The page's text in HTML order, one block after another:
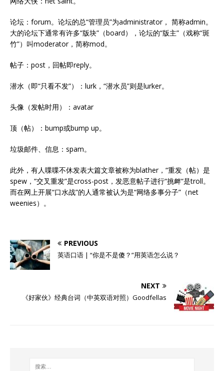
论坛：forum。论坛的总“管理员”为administrator， 简称admin。
大的论坛下通常有许多“版块”（board），论坛的“版主”（戏称“斑
竹”）叫moderator，简称mod。
帖子：post，回帖即reply。
潜水（即“只看不发”）：lurk，“潜水员”则是lurker。
头像（发帖时用）：avatar
顶（帖）：bump或bump up。
垃圾邮件、信息：spam。
此外，有人喋喋不休发表大篇文章被称为blather，“重发（帖）是
spew，“交叉重发”是cross-post，发恶意帖子进行“挑衅“是troll。
而在网上开展“口水战”的人通常被认为是“网络多事分子”（net
weenies）。
PREVIOUS
英语口语 | “你是不是傻？”用英语怎么说？
NEXT
《好家伙》经典台词（中英双语对照）Goodfellas